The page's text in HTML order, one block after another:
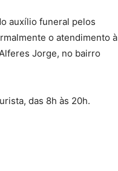
auxílio funeral pelos
o atendimento à
Jorge, no bairro
das 8h às 20h.